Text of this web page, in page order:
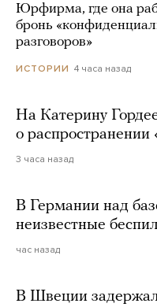
Юрфирма, где она
бронь
разговоров»
ИСТОРИИ 4 часа назад
На Катерину
о
3 часа назад
В Германии над
неизвестные
час назад
В Швеции